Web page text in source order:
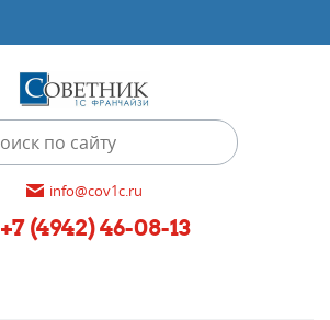
info@cov1c.ru
+7 (4942) 46-08-13